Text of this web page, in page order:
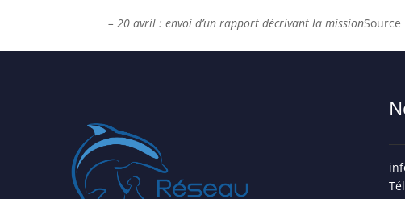
– 20 avril : envoi d’un rapport décrivant la mission